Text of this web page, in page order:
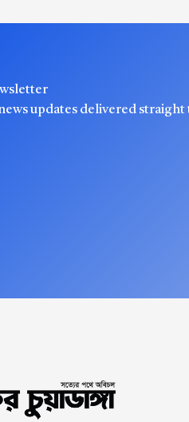
updates delivered straight